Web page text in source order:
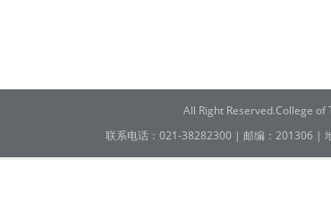
All Right Reserved.College
联系电话：021-38282300 | 邮编：201306 |